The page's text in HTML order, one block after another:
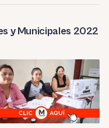
y Municipales 2022